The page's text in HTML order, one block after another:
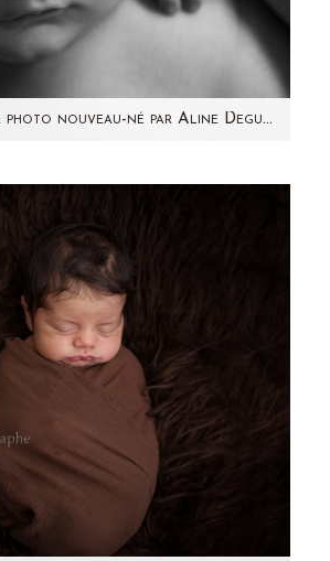
Liam – Séance photo nouveau-né par Aline Deguy Photographe Paris et 92
né métissé avec de jolis
cheveux…